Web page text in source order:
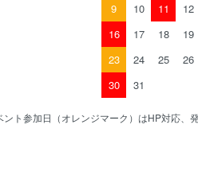
9
10 11 12
16
17 18 19
23
24 25 26
30
31
ト参加日（オレンジマーク）はHP対応